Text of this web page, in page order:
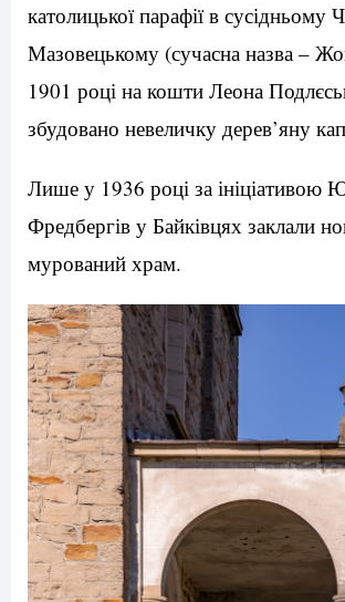
католицької парафії в сусідньому
Мазовецькому (сучасна назва –
1901 році на кошти Леона
збудовано невеличку дерев’яну
Лише у 1936 році за ініціативою
Фредбергів у Байківцях заклали
мурований храм.